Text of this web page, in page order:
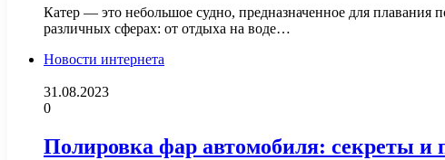
Катер — это небольшое судно, предназначенное для плавания
различных сферах: от отдыха на воде…
Новости интернета
31.08.2023
0
Полировка фар автомобиля: секреты и